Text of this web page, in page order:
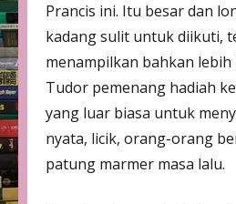
Prancis ini. Itu besar dan
kadang sulit untuk diikuti,
menampilkan bahkan
Tudor pemenang hadiah
yang luar biasa untuk
nyata, licik, orang-orang
patung marmer masa lalu.